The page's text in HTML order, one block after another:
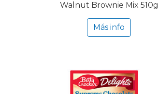
Walnut Brownie Mix 510g
Más info